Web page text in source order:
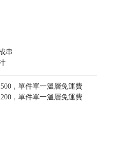
串
，單件單一溫層免運費
，單件單一溫層免運費